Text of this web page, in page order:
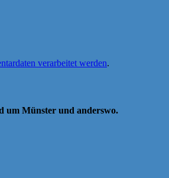
verarbeitet werden.
um Münster und anderswo.